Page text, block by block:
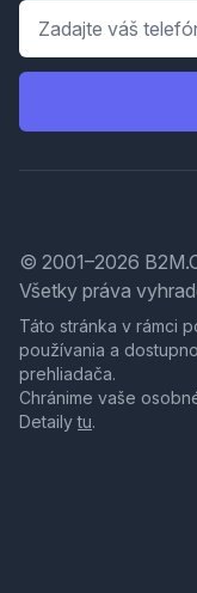
Telefón
© 2001–2026
Všetky práva
Táto stránka v rámci
používania a
prehliadača.
Chránime vaše
Detailytu.